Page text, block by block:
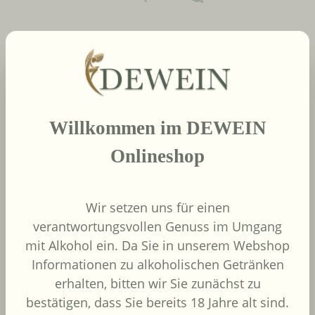
Produktgalerie überspringen
neue Produkte
African Pride Wines
- Forager Red -
Shiraz / Grenache
African Pride Wines
Willkommen im DEWEIN
Onlineshop
Wir setzen uns für einen
verantwortungsvollen Genuss im Umgang
mit Alkohol ein. Da Sie in unserem Webshop
Informationen zu alkoholischen Getränken
erhalten, bitten wir Sie zunächst zu
bestätigen, dass Sie bereits 18 Jahre alt sind.